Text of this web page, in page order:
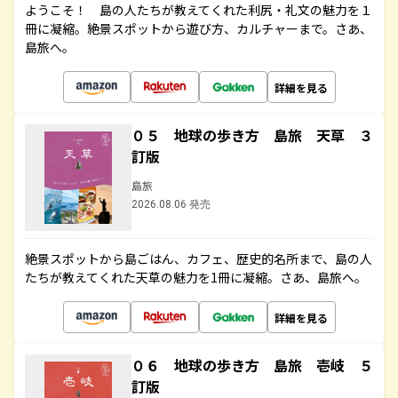
ようこそ！ 島の人たちが教えてくれた利尻・礼文の魅力を１
冊に凝縮。絶景スポットから遊び方、カルチャーまで。さあ、
島旅へ。
詳細を見る
０５ 地球の歩き方 島旅 天草 ３
訂版
島旅
2026.08.06 発売
絶景スポットから島ごはん、カフェ、歴史的名所まで、島の人
たちが教えてくれた天草の魅力を1冊に凝縮。さあ、島旅へ。
詳細を見る
０６ 地球の歩き方 島旅 壱岐 ５
訂版